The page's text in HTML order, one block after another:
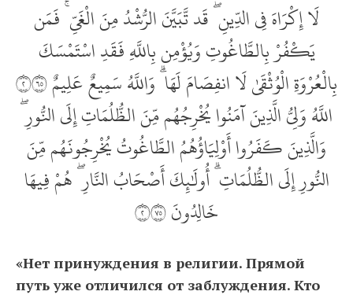
لَا إِكْرَاهَ فِي الدِّينِ ۖ قَد تَّبَيَّنَ الرُّشْدُ مِنَ الْغَيِّ ۚ فَمَن
يَكْفُرْ بِالطَّاغُوتِ وَيُؤْمِن بِاللَّهِ فَقَدِ اسْتَمْسَكَ
بِالْعُرْوَةِ الْوُثْقَىٰ لَا انفِصَامَ لَهَا ۗ وَاللَّهُ سَمِيعٌ عَلِيمٌ ‎٢٥٦
اللَّهُ وَلِيُّ الَّذِينَ آمَنُوا يُخْرِجُهُم مِّنَ الظُّلُمَاتِ إِلَى النُّورِ ۖ
وَالَّذِينَ كَفَرُوا أَوْلِيَاؤُهُمُ الطَّاغُوتُ يُخْرِجُونَهُم مِّنَ
النُّورِ إِلَى الظُّلُمَاتِ ۗ أُولَٰئِكَ أَصْحَابُ النَّارِ ۖ هُمْ فِيهَا
خَالِدُونَ ‎٢٥٧
«Нет принуждения в религии. Прямой
путь уже отличился от заблуждения. Кто